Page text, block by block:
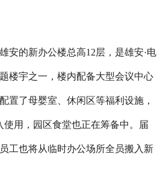
安的新办公楼总高12层，是雄安·电
楼宇之一，楼内配备大型会议中心
置了母婴室、休闲区等福利设施，
使用，园区食堂也正在筹备中。届
工也将从临时办公场所全员搬入新